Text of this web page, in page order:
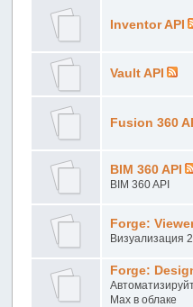
Inventor API
Vault API
Fusion 360
BIM 360 API
BIM 360 API
Forge:
Визуализация
Forge:
Max в облаке